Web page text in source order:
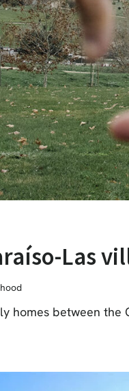
Las
homes between